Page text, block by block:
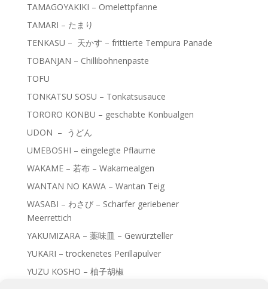
TAMAGOYAKIKI – Omelettpfanne
TAMARI – たまり
TENKASU – 天かす – frittierte Tempura Panade
TOBANJAN – Chillibohnenpaste
TOFU
TONKATSU SOSU – Tonkatsusauce
TORORO KONBU – geschabte Konbualgen
UDON – うどん
UMEBOSHI – eingelegte Pflaume
WAKAME – 若布 – Wakamealgen
WANTAN NO KAWA – Wantan Teig
WASABI – わさび – Scharfer geriebener
Meerrettich
YAKUMIZARA – 薬味皿 – Gewürzteller
YUKARI – trockenetes Perillapulver
YUZU KOSHO – 柚子胡椒